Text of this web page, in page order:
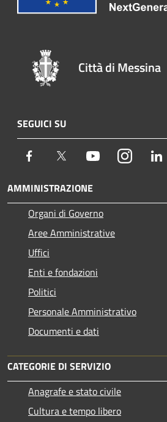
Città di Messina
SEGUICI SU
Facebook Twitter YoutubeInstagram
AMMINISTRAZIONE
Organi di Governo
Aree Amministrative
Uffici
Enti e fondazioni
Politici
Personale Amministrativo
Documenti e dati
CATEGORIE DI SERVIZIO
Anagrafe e stato civile
Cultura e tempo libero